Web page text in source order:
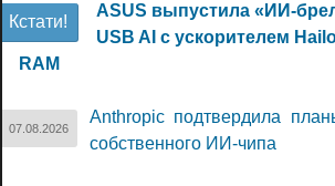
Кстати!
ASUS выпустила «ИИ-
USB AI с ускорителем
RAM
07.08.2026
Anthropic подтвердила
собственного ИИ-чипа